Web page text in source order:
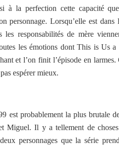
à la perfection cette capacité
personnage. Lorsqu’elle est
responsabilités de mère
les émotions dont This is Us a
et l’on finit l’épisode en
espérer mieux.
est probablement la plus brutale
Miguel. Il y a tellement de
personnages que la série